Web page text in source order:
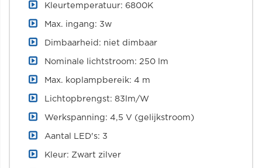
Kleurtemperatuur: 6800K
Max. ingang: 3w
Dimbaarheid: niet dimbaar
Nominale lichtstroom: 250 lm
Max. koplampbereik: 4 m
Lichtopbrengst: 83lm/W
Werkspanning: 4,5 V (gelijkstroom)
Aantal LED's: 3
Kleur: Zwart zilver